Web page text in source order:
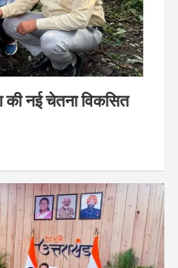
की नई चेतना विकसित